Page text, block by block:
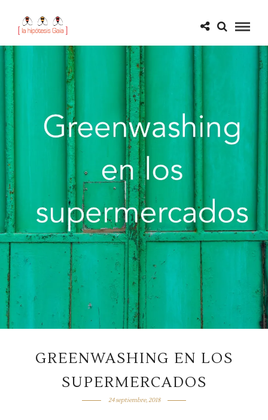
GREENWASHING EN LOS
SUPERMERCADOS
24 septiembre, 2018